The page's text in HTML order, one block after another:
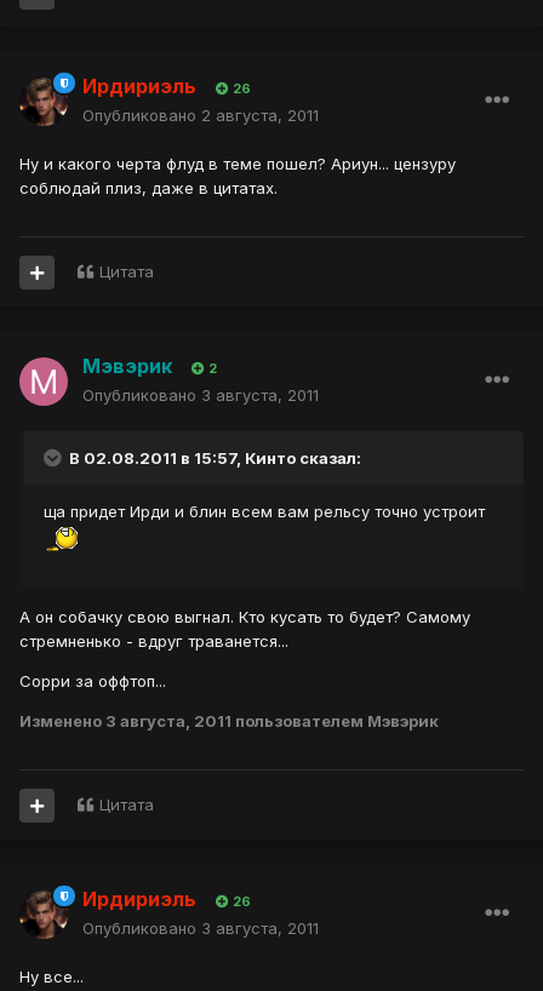
Ирдириэль 26
Опубликовано 2 августа, 2011
Ну и какого черта флуд в теме пошел? Ариун... цензуру
соблюдай плиз, даже в цитатах.
Цитата
Мэвэрик 2
Опубликовано 3 августа, 2011
В 02.08.2011 в 15:57, Кинто сказал:
ща придет Ирди и блин всем вам рельсу точно устроит
А он собачку свою выгнал. Кто кусать то будет? Самому
стремненько - вдруг траванется...
Сорри за оффтоп...
Изменено 3 августа, 2011 пользователем Мэвэрик
Цитата
Ирдириэль 26
Опубликовано 3 августа, 2011
Ну все...